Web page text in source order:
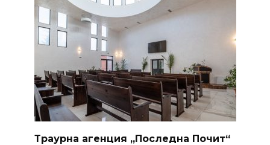
Траурна агенция „Последна Почит“